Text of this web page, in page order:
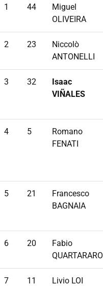
1 44
Miguel
OLIVEIRA
2 23
Niccolò
ANTONELLI
3 32
Isaac
VIÑALES
4 5
Romano
FENATI
5 21
Francesco
BAGNAIA
6 20
Fabio
QUARTARARO
7 11 Livio LOI